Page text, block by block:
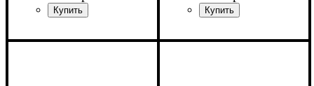
Ширина: 49 см
Ширина: 50 см